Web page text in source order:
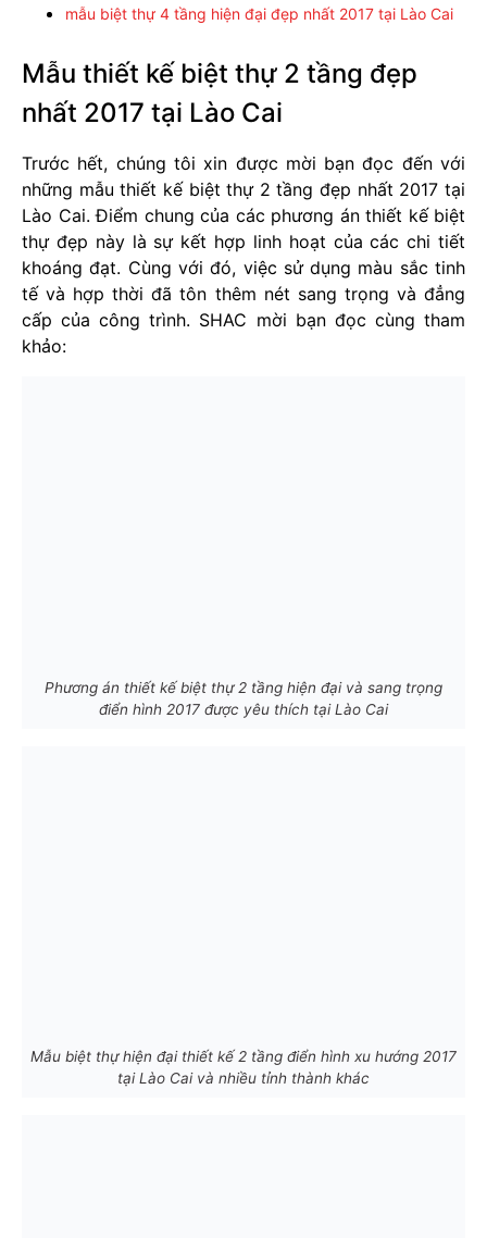
mẫu biệt thự 4 tầng hiện đại đẹp nhất 2017 tại Lào Cai
Mẫu thiết kế biệt thự 2 tầng đẹp
nhất 2017 tại Lào Cai
Trước hết, chúng tôi xin được mời bạn đọc đến với
những mẫu thiết kế biệt thự 2 tầng đẹp nhất 2017 tại
Lào Cai. Điểm chung của các phương án thiết kế biệt
thự đẹp này là sự kết hợp linh hoạt của các chi tiết
khoáng đạt. Cùng với đó, việc sử dụng màu sắc tinh
tế và hợp thời đã tôn thêm nét sang trọng và đẳng
cấp của công trình. SHAC mời bạn đọc cùng tham
khảo:
Phương án thiết kế biệt thự 2 tầng hiện đại và sang trọng
điển hình 2017 được yêu thích tại Lào Cai
Mẫu biệt thự hiện đại thiết kế 2 tầng điển hình xu hướng 2017
tại Lào Cai và nhiều tỉnh thành khác